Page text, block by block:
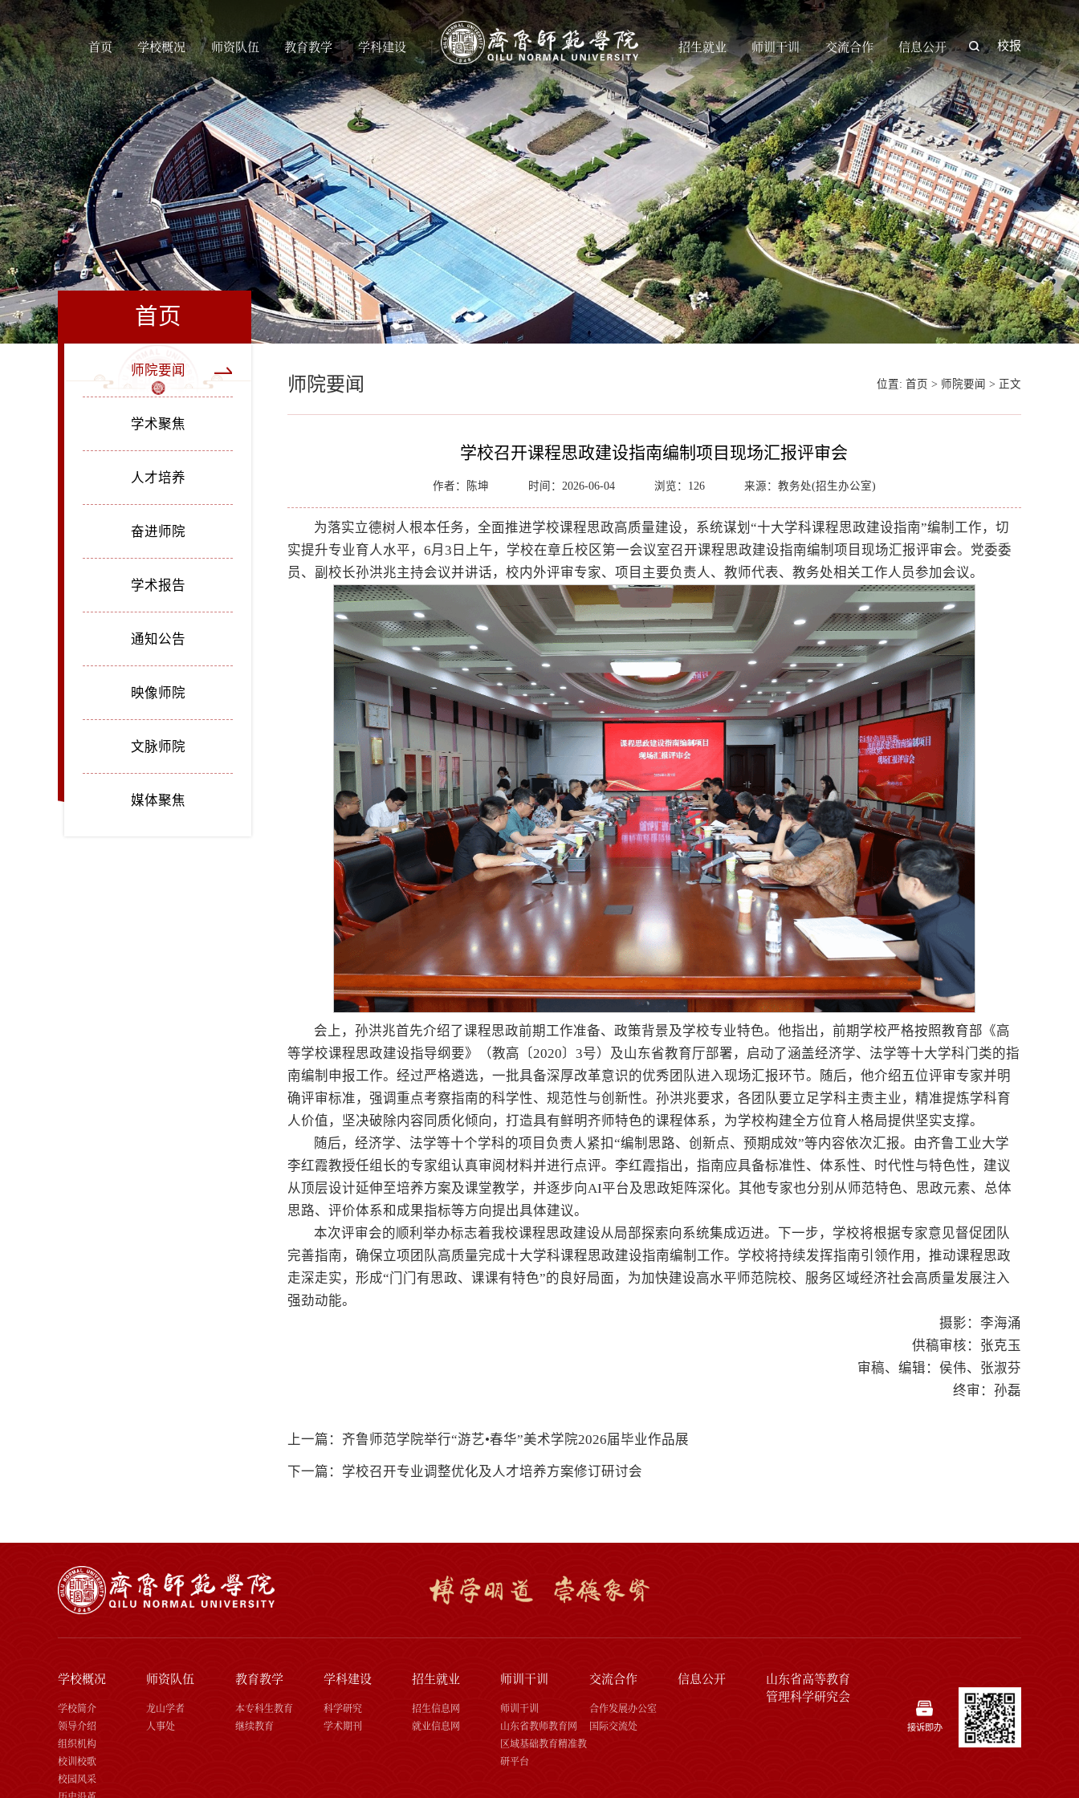
首页 学校概况 师资队伍 教育教学 学科建设 招生就业 师训干训 交流合作 信息公开 校报
首页
师院要闻
学术聚焦
人才培养
奋进师院
学术报告
通知公告
映像师院
文脉师院
媒体聚焦
师院要闻 位置: 首页 > 师院要闻 > 正文
学校召开课程思政建设指南编制项目现场汇报评审会
作者：陈坤 时间：2026-06-04 浏览： 126 来源：教务处(招生办公室)
为落实立德树人根本任务，全面推进学校课程思政高质量建设，系统谋划“十大学科课程思政建设指南”编制工作，切
实提升专业育人水平，6月3日上午，学校在章丘校区第一会议室召开课程思政建设指南编制项目现场汇报评审会。党委委
员、副校长孙洪兆主持会议并讲话，校内外评审专家、项目主要负责人、教师代表、教务处相关工作人员参加会议。
会上，孙洪兆首先介绍了课程思政前期工作准备、政策背景及学校专业特色。他指出，前期学校严格按照教育部《高
等学校课程思政建设指导纲要》（教高〔2020〕3号）及山东省教育厅部署，启动了涵盖经济学、法学等十大学科门类的指
南编制申报工作。经过严格遴选，一批具备深厚改革意识的优秀团队进入现场汇报环节。随后，他介绍五位评审专家并明
确评审标准，强调重点考察指南的科学性、规范性与创新性。孙洪兆要求，各团队要立足学科主责主业，精准提炼学科育
人价值，坚决破除内容同质化倾向，打造具有鲜明齐师特色的课程体系，为学校构建全方位育人格局提供坚实支撑。
随后，经济学、法学等十个学科的项目负责人紧扣“编制思路、创新点、预期成效”等内容依次汇报。由齐鲁工业大学
李红霞教授任组长的专家组认真审阅材料并进行点评。李红霞指出，指南应具备标准性、体系性、时代性与特色性，建议
从顶层设计延伸至培养方案及课堂教学，并逐步向AI平台及思政矩阵深化。其他专家也分别从师范特色、思政元素、总体
思路、评价体系和成果指标等方向提出具体建议。
本次评审会的顺利举办标志着我校课程思政建设从局部探索向系统集成迈进。下一步，学校将根据专家意见督促团队
完善指南，确保立项团队高质量完成十大学科课程思政建设指南编制工作。学校将持续发挥指南引领作用，推动课程思政
走深走实，形成“门门有思政、课课有特色”的良好局面，为加快建设高水平师范院校、服务区域经济社会高质量发展注入
强劲动能。
摄影：李海涌
供稿审核：张克玉
审稿、编辑：侯伟、张淑芬
终审：孙磊
上一篇：齐鲁师范学院举行“游艺•春华”美术学院2026届毕业作品展
下一篇：学校召开专业调整优化及人才培养方案修订研讨会
学校概况
学校简介
领导介绍
组织机构
校训校歌
校园风采
师资队伍
龙山学者
人事处
教育教学
本专科生教育
继续教育
学科建设
科学研究
学术期刊
招生就业
招生信息网
就业信息网
师训干训
师训干训
山东省教师教育网
区域基础教育精准教
研平台
交流合作
合作发展办公室
国际交流处
信息公开
山东省高等教育
管理科学研究会
接诉即办